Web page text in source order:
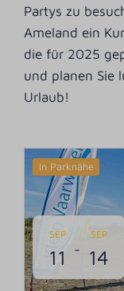
Partys zu
Ameland ein
die für 2025
und planen Sie
Urlaub!
In Parknähe
SEP
11 -
SEP
14